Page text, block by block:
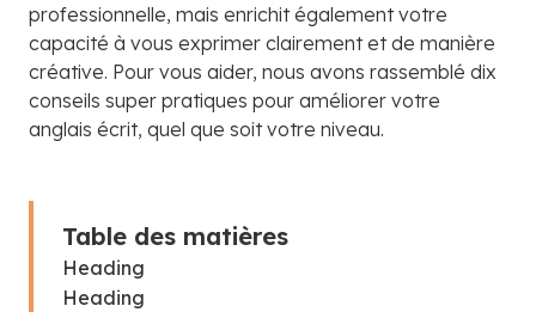
professionnelle, mais enrichit également votre
capacité à vous exprimer clairement et de manière
créative. Pour vous aider, nous avons rassemblé dix
conseils super pratiques pour améliorer votre
anglais écrit, quel que soit votre niveau.
Table des matières
Heading
Heading